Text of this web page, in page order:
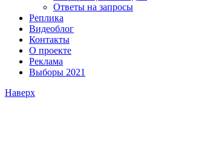
Ответы на запросы
Реплика
Видеоблог
Контакты
О проекте
Реклама
Выборы 2021
Наверх